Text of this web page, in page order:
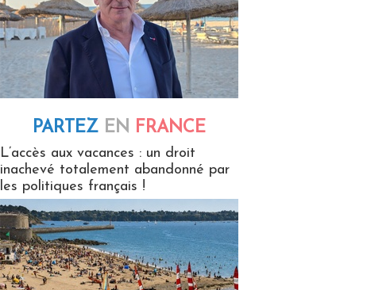
PARTEZ EN FRANCE
L’accès aux vacances : un droit
inachevé totalement abandonné par
les politiques français !